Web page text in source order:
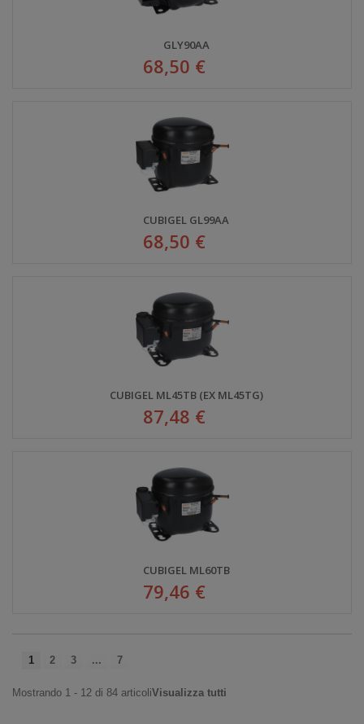
GLY90AA
68,50 €
CUBIGEL GL99AA
68,50 €
CUBIGEL ML45TB (EX ML45TG)
87,48 €
CUBIGEL ML60TB
79,46 €
1 2 3 ... 7
Mostrando 1 - 12 di 84 articoliVisualizza tutti